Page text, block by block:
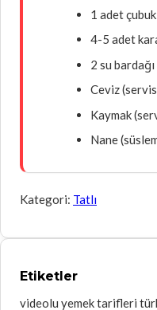
1 adet
4-5 adet
2 su bardağı
Ceviz
Kaymak
Nane
Kategori: Tatlı
Etiketler
videolu yemek tarifleri